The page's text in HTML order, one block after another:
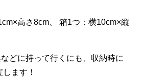
高さ8cm、 箱1つ：横10cm×縦
どに持って行くにも、収納時に
ます！